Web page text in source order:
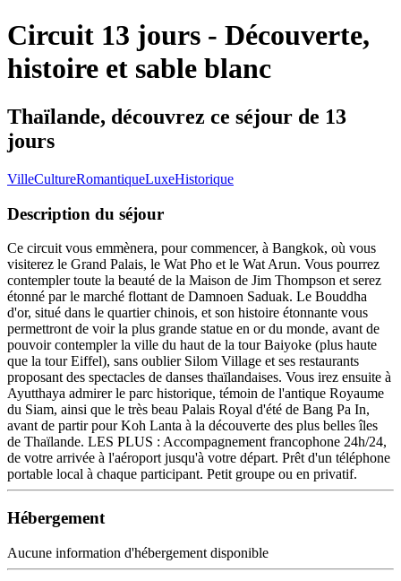
Circuit 13 jours - Découverte,
histoire et sable blanc
Thaïlande, découvrez ce séjour de 13
jours
VilleCultureRomantiqueLuxeHistorique
Description du séjour
Ce circuit vous emmènera, pour commencer, à Bangkok, où vous
visiterez le Grand Palais, le Wat Pho et le Wat Arun. Vous pourrez
contempler toute la beauté de la Maison de Jim Thompson et serez
étonné par le marché flottant de Damnoen Saduak. Le Bouddha
d'or, situé dans le quartier chinois, et son histoire étonnante vous
permettront de voir la plus grande statue en or du monde, avant de
pouvoir contempler la ville du haut de la tour Baiyoke (plus haute
que la tour Eiffel), sans oublier Silom Village et ses restaurants
proposant des spectacles de danses thaïlandaises. Vous irez ensuite à
Ayutthaya admirer le parc historique, témoin de l'antique Royaume
du Siam, ainsi que le très beau Palais Royal d'été de Bang Pa In,
avant de partir pour Koh Lanta à la découverte des plus belles îles
de Thaïlande. LES PLUS : Accompagnement francophone 24h/24,
de votre arrivée à l'aéroport jusqu'à votre départ. Prêt d'un téléphone
portable local à chaque participant. Petit groupe ou en privatif.
Hébergement
Aucune information d'hébergement disponible